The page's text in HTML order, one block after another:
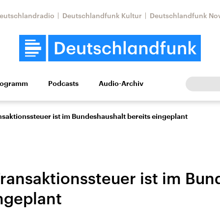
Deutschlandfunk Kultur Deutschlandfunk
Wissen Kultur Europa
Podcasts Audio-Archiv
ist im Bundeshaushalt bereits eingeplant
ist im